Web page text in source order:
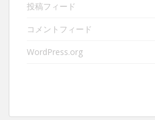
投稿フィード
コメントフィード
WordPress.org